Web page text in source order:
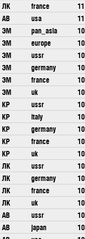
ЛК
france 11
АВ
usa 11
ЭМ
pan_asia 10
ЭМ
europe 10
ЭМ
ussr 10
ЭМ
germany 10
ЭМ
france 10
ЭМ
uk 10
КР
ussr 10
КР
italy 10
КР
germany 10
КР
france 10
КР
uk 10
ЛК
ussr 10
ЛК
germany 10
ЛК
france 10
ЛК
uk 10
АВ
ussr 10
АВ
japan 10